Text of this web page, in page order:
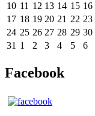
10 11 12 13 14 15 16
17 18 19 20 21 22 23
24 25 26 27 28 29 30
31 1 2 3 4 5 6
Facebook